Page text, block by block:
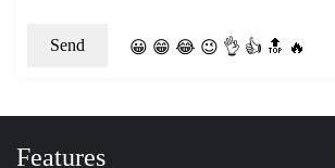
😀 😁 😂 😉 👌 👍 🔝 🔥
Features